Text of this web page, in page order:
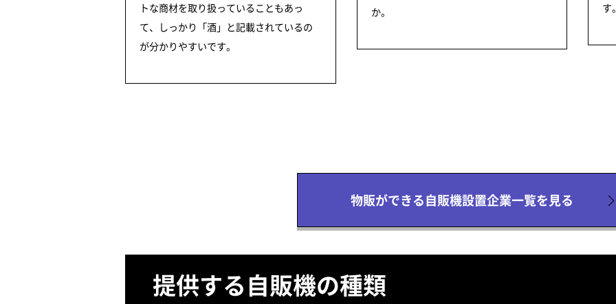
トな商材を取り扱っていることもあっ
て、しっかり「酒」と記載されているの
が分かりやすいです。
か。
す
物販ができる自販機設置企業一覧を見る
提供する自販機の種類